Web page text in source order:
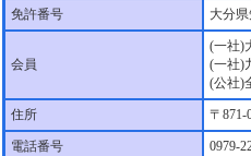
免許番号 大分
会員
(一社)
(一社)
(公社)
住所 〒871-
電話番号 0979-